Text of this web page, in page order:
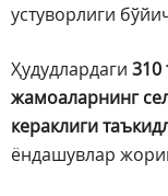
устуворлиги
Ҳудудлардаги 310
жамоаларнинг
кераклиги
ёндашувлар